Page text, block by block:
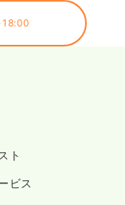
18:00
ト
ビス